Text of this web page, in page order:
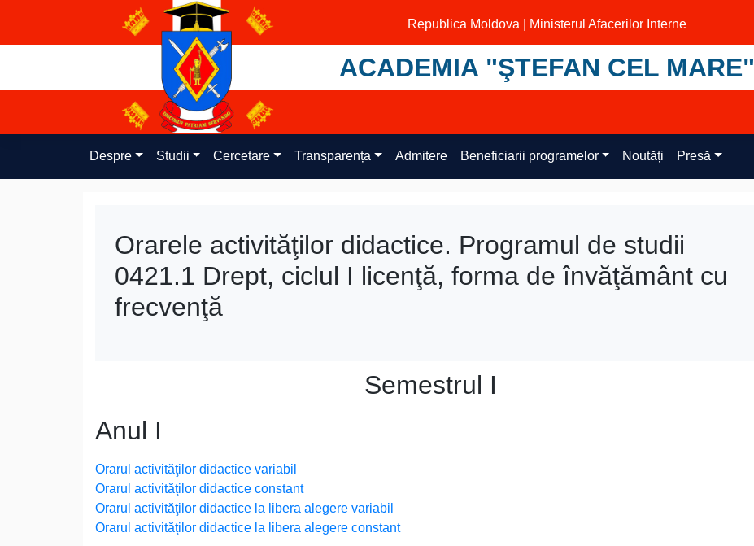
content
Republica Moldova | Ministerul Afacerilor Interne
ACADEMIA "ŞTEFAN CEL MARE"
Despre Studii Cercetare Transparența Admitere Beneficiarii programelor Noutăți Presă
Orarele activităţilor didactice. Programul de studii
0421.1 Drept, ciclul I licenţă, forma de învăţământ cu
frecvenţă
Semestrul I
Anul I
Orarul activităţilor didactice variabil
Orarul activităţilor didactice constant
Orarul activităţilor didactice la libera alegere variabil
Orarul activităţilor didactice la libera alegere constant